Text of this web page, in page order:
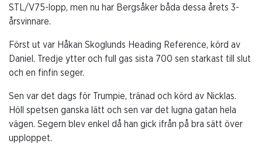
STL/V75-lopp, men nu har Bergsåker båda dessa årets 3-
årsvinnare.
Först ut var Håkan Skoglunds Heading Reference, körd av
Daniel. Tredje ytter och full gas sista 700 sen starkast till slut
och en finfin seger.
Sen var det dags för Trumpie, tränad och körd av Nicklas.
Höll spetsen ganska lätt och sen var det lugna gatan hela
vägen. Segern blev enkel då han gick ifrån på bra sätt över
upploppet.